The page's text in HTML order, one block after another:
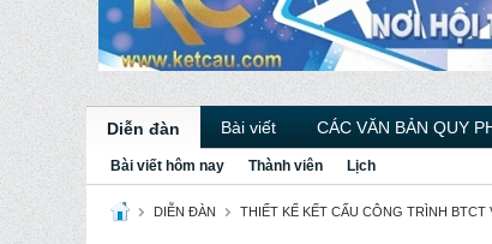
Diễn đàn Bài viết CÁC VĂN BẢN QUY
Bài viết hôm nay Thành viên Lịch
DIỄN ĐÀN THIẾT KẾ KẾT CẤU CÔNG TRÌNH BTCT